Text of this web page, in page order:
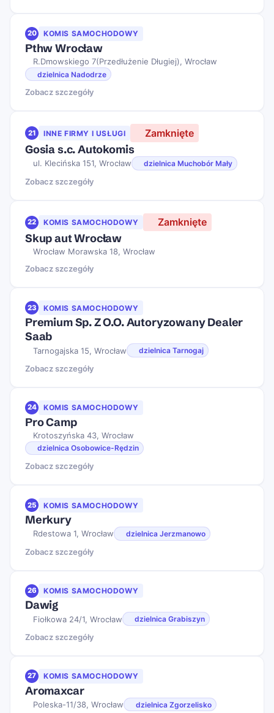
20 KOMIS SAMOCHODOWY
Pthw Wrocław
R.Dmowskiego 7(Przedłużenie Długiej), Wrocław
dzielnica Nadodrze
Zobacz szczegóły
21 INNE FIRMY I USŁUGI Zamknięte
Gosia s.c. Autokomis
ul. Klecińska 151, Wrocław dzielnica Muchobór Mały
Zobacz szczegóły
22 KOMIS SAMOCHODOWY Zamknięte
Skup aut Wrocław
Wrocław Morawska 18, Wrocław
Zobacz szczegóły
23 KOMIS SAMOCHODOWY
Premium Sp. Z O.O. Autoryzowany Dealer
Saab
Tarnogajska 15, Wrocław dzielnica Tarnogaj
Zobacz szczegóły
24 KOMIS SAMOCHODOWY
Pro Camp
Krotoszyńska 43, Wrocław
dzielnica Osobowice-Rędzin
Zobacz szczegóły
25 KOMIS SAMOCHODOWY
Merkury
Rdestowa 1, Wrocław dzielnica Jerzmanowo
Zobacz szczegóły
26 KOMIS SAMOCHODOWY
Dawig
Fiołkowa 24/1, Wrocław dzielnica Grabiszyn
Zobacz szczegóły
27 KOMIS SAMOCHODOWY
Aromaxcar
Poleska-11/38, Wrocław dzielnica Zgorzelisko